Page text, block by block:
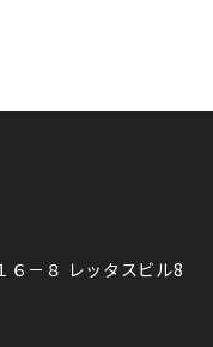
－８ レッタスビル8